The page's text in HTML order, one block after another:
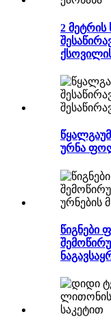
2 მეტრის
ურნა
წიგნები